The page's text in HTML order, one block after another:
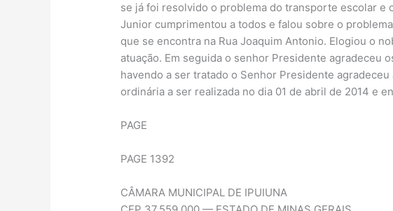
se já foi resolvido o problema do transporte escolar e
Junior cumprimentou a todos e falou sobre o
que se encontra na Rua Joaquim Antonio. Elogiou o
atuação. Em seguida o senhor Presidente agradeceu
havendo a ser tratado o Senhor Presidente
ordinária a ser realizada no dia 01 de abril de 2014 e
PAGE
PAGE 1392
CÂMARA MUNICIPAL DE IPUIUNA